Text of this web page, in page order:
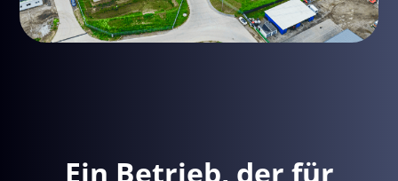
Ein Betrieb, der für